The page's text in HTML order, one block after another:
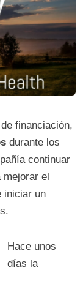
financiación,
durante los
continuar
mejorar el
iniciar un
Hace unos
días la